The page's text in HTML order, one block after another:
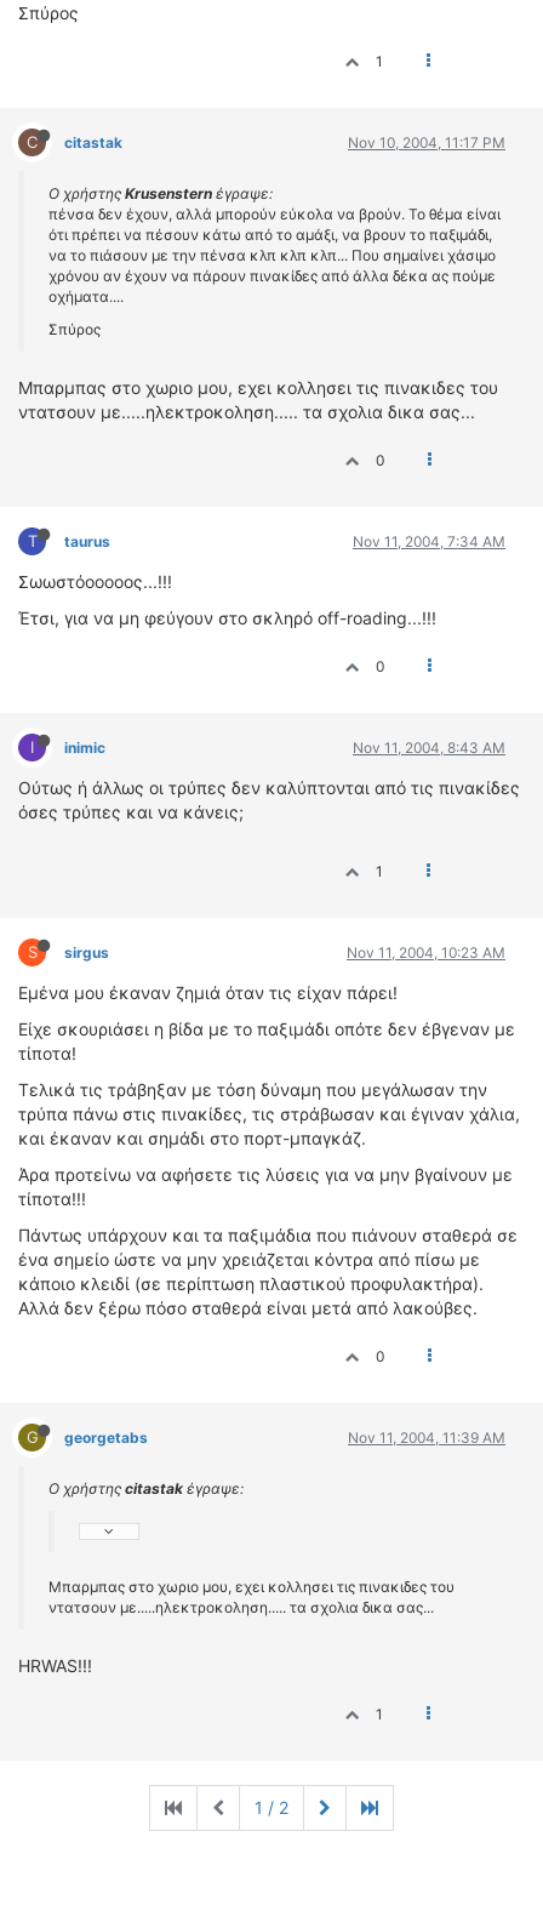
Σπύρος
1
C citastak Nov 10, 2004, 11:17 PM
Ο χρήστης Krusenstern έγραψε:
πένσα δεν έχουν, αλλά μπορούν εύκολα να βρούν. Το θέμα είναι
ότι πρέπει να πέσουν κάτω από το αμάξι, να βρουν το παξιμάδι,
να το πιάσουν με την πένσα κλπ κλπ κλπ... Που σημαίνει χάσιμο
χρόνου αν έχουν να πάρουν πινακίδες από άλλα δέκα ας πούμε
οχήματα....
Σπύρος
Μπαρμπας στο χωριο μου, εχει κολλησει τις πινακιδες του
ντατσουν με.....ηλεκτροκοληση..... τα σχολια δικα σας...
0
T taurus Nov 11, 2004, 7:34 AM
Σωωστόοοοοος...!!!
Έτσι, για να μη φεύγουν στο σκληρό off-roading...!!!
0
I inimic Nov 11, 2004, 8:43 AM
Ούτως ή άλλως οι τρύπες δεν καλύπτονται από τις πινακίδες
όσες τρύπες και να κάνεις;
1
S sirgus Nov 11, 2004, 10:23 AM
Εμένα μου έκαναν ζημιά όταν τις είχαν πάρει!
Είχε σκουριάσει η βίδα με το παξιμάδι οπότε δεν έβγεναν με
τίποτα!
Τελικά τις τράβηξαν με τόση δύναμη που μεγάλωσαν την
τρύπα πάνω στις πινακίδες, τις στράβωσαν και έγιναν χάλια,
και έκαναν και σημάδι στο πορτ-μπαγκάζ.
Άρα προτείνω να αφήσετε τις λύσεις για να μην βγαίνουν με
τίποτα!!!
Πάντως υπάρχουν και τα παξιμάδια που πιάνουν σταθερά σε
ένα σημείο ώστε να μην χρειάζεται κόντρα από πίσω με
κάποιο κλειδί (σε περίπτωση πλαστικού προφυλακτήρα).
Αλλά δεν ξέρω πόσο σταθερά είναι μετά από λακούβες.
0
G georgetabs Nov 11, 2004, 11:39 AM
Ο χρήστης citastak έγραψε:
Μπαρμπας στο χωριο μου, εχει κολλησει τις πινακιδες του
ντατσουν με.....ηλεκτροκοληση..... τα σχολια δικα σας...
HRWAS!!!
1
1 / 2